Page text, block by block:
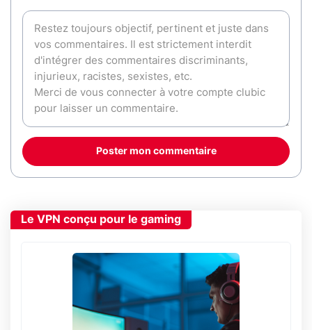
Poster mon commentaire
Le VPN conçu pour le gaming